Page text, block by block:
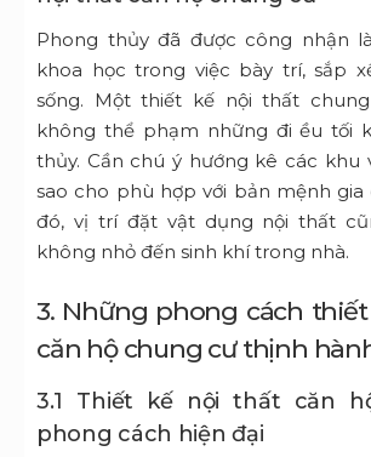
Phong thủy đã được công nhận
khoa học trong việc bày trí, sắp
sống. Một thiết kế nội thất
không thể phạm những đi ều tối
thủy. Cần chú ý hướng kê các khu
sao cho phù hợp với bản mệnh gia
đó, vị trí đặt vật dụng nội thất
không nhỏ đến sinh khí trong nhà.
3. Những phong cách
căn hộ chung cư thịnh
3.1 Thiết kế nội thất căn
phong cách hiện đại